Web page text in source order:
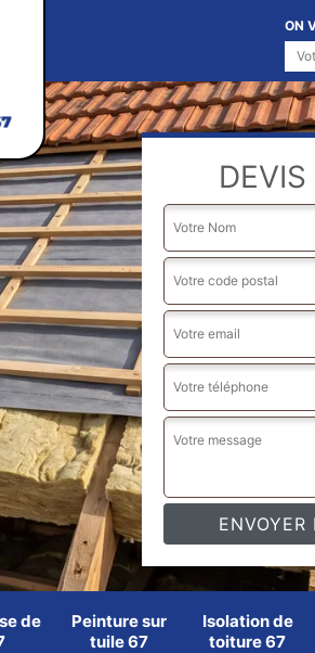
ON
de
Peinture sur
tuile 67
Isolation de
toiture 67